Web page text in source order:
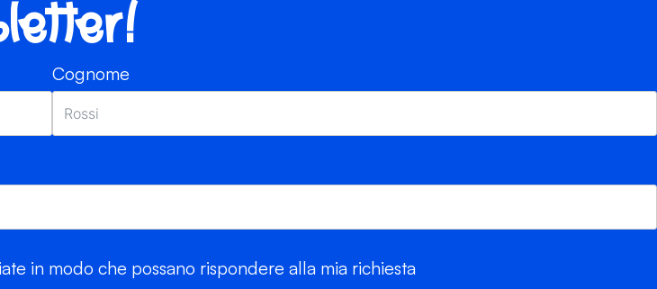
Cognome
in modo che possano rispondere alla mia richiesta